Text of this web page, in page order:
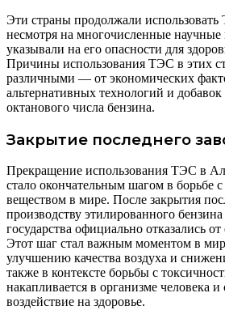
Эти страны продолжали
несмотря на многочисленные научные
указывали на его опасности для
Причины использования ТЭС в этих
различными — от экономических
альтернативных технологий и
октанового числа бензина.
Закрытие последнего
Прекращение использования ТЭС в
стало окончательным шагом в борьбе
веществом в мире. После закрытия
производству этилированного бензина
государства официально отказались
Этот шаг стал важным моментом в
улучшению качества воздуха и
также в контексте борьбы с
накапливается в организме человека и
воздействие на здоровье.